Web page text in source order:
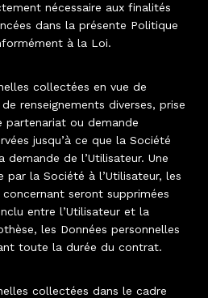
nécessaire aux finalités
dans la présente Politique
à la Loi.
collectées en vue de
renseignements diverses, prise
ou demande
jusqu’à ce que la Société
de l’Utilisateur. Une
par la Société à l’Utilisateur, les
seront supprimées
entre l’Utilisateur et la
les Données personnelles
toute la durée du contrat.
collectées dans le cadre